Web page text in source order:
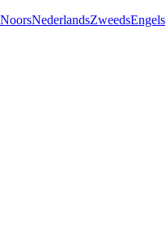
NoorsNederlandsZweedsEngels